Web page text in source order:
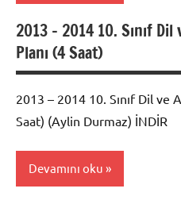
2017 -
2018
Edebiyat
Yıllık
Planları
2013 – 2014 10. Sınıf Dil
Planı (4 Saat)
2013 – 2014 10. Sınıf Dil ve
Saat) (Aylin Durmaz) İNDİR
Devamını oku